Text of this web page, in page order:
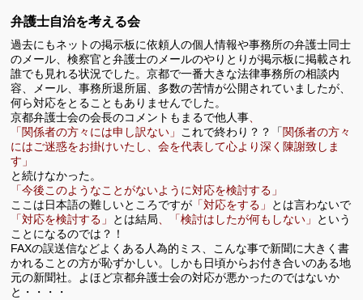
弁護士自治を考える会
過去にもネットの掲示板に依頼人の個人情報や事務所の弁護士同士
のメール、検察官と弁護士のメールのやりとりが掲示板に掲載され
誰でも見れる状況でした。京都で一番大きな法律事務所の相談内
容、メール、事務所退所届、多数の苦情が公開されていましたが、
何ら対応をとることもありませんでした。
京都弁護士会の会長のコメントもまるで他人事、
「関係者の方々には申し訳ない」 これで終わり？？「関係者の方々
にはご迷惑をお掛けいたし、会を代表して心より深く陳謝致しま
す」
と続けなかった。
「今後このようなことがないように対応を検討する」
ここは日本語の難しいところですが 「対応をする」 とは言わないで
「対応を検討する」 とは結局、「検討はしたが何もしない」 という
ことになるのでは？！
FAXの誤送信などよくある人為的ミス、こんな事で新聞に大きく書
かれることの方が恥ずかしい。しかも日頃からお付き合いのある地
元の新聞社。よほど京都弁護士会の対応が悪かったのではないか
と・・・・